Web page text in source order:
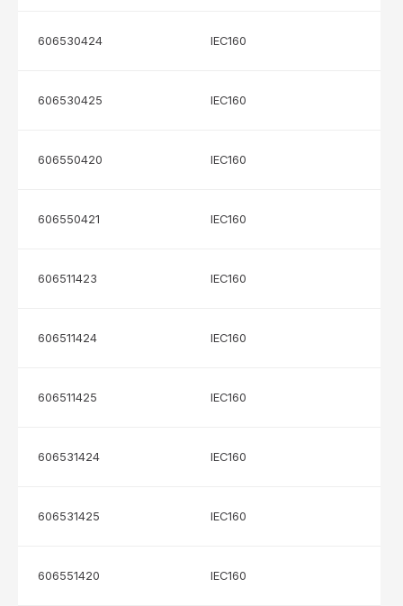
606530424 IEC160
606530425 IEC160
606550420 IEC160
606550421 IEC160
606511423 IEC160
606511424 IEC160
606511425 IEC160
606531424 IEC160
606531425 IEC160
606551420 IEC160